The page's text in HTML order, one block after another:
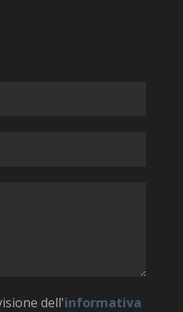
dell'informativa